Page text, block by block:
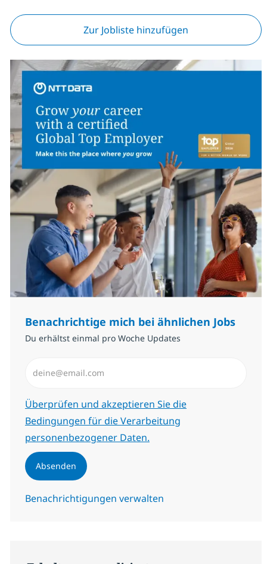
Zur Jobliste hinzufügen
Benachrichtige mich bei ähnlichen Jobs
Du erhältst einmal pro Woche Updates
Erforderlich
Überprüfen und akzeptieren Sie die
Bedingungen für die Verarbeitung
personenbezogener Daten.
Absenden
Benachrichtigungen verwalten